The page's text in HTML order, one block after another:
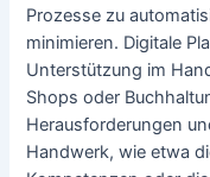
Prozesse zu
minimieren. Digitale
Unterstützung im
Shops oder
Herausforderungen
Handwerk, wie etwa